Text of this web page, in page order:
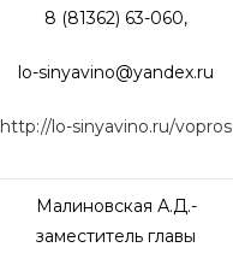
8 (81362) 63-060,
lo-sinyavino@yandex.ru
http://lo-sinyavino.ru/vopros
Малиновская А.Д.-
заместитель главы